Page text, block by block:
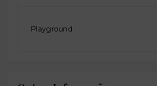
Playground